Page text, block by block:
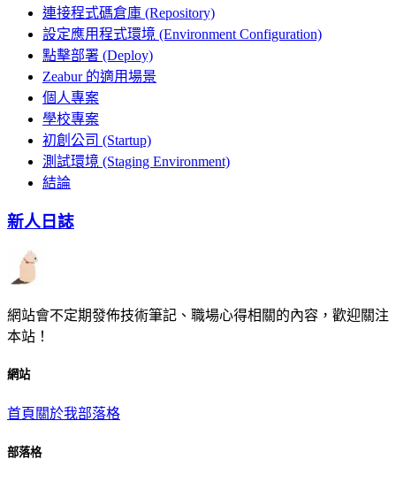
連接程式碼倉庫 (Repository)
設定應用程式環境 (Environment Configuration)
點擊部署 (Deploy)
Zeabur 的適用場景
個人專案
學校專案
初創公司 (Startup)
測試環境 (Staging Environment)
結論
新人日誌
網站會不定期發佈技術筆記、職場心得相關的內容，歡迎關注
本站！
網站
首頁 關於我部落格
部落格